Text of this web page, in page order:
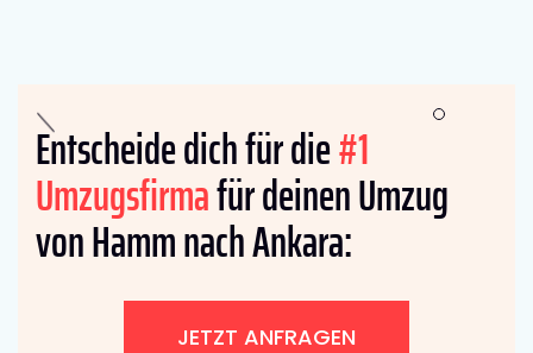
Entscheide dich für die#1
Umzugsfirmafür deinen Umzug
von Hamm nach Ankara:
JETZT ANFRAGEN